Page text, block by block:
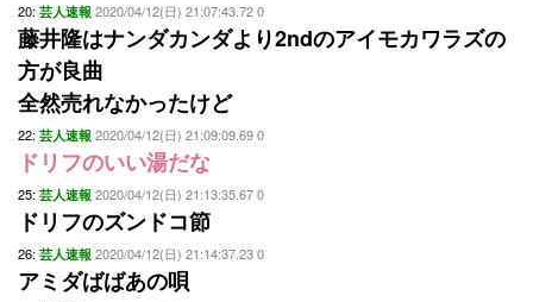
20: 芸人速報 2020/04/12(日) 21:07:43.72 0
藤井隆はナンダカンダより2ndのアイモカワラズの
方が良曲
全然売れなかったけど
22: 芸人速報 2020/04/12(日) 21:09:09.69 0
ドリフのいい湯だな
25: 芸人速報 2020/04/12(日) 21:13:35.67 0
ドリフのズンドコ節
26: 芸人速報 2020/04/12(日) 21:14:37.23 0
アミダばばあの唄